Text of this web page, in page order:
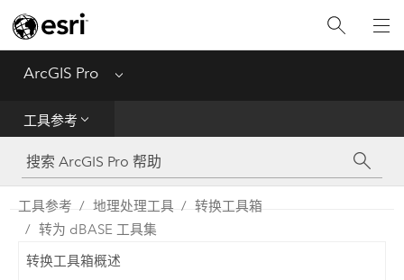
ArcGIS Pro Menu
工具参考
工具参考
Python
SDK
工具参考 地理处理工具
转换工具箱
转为 dBASE 工具集
转换工具箱概述